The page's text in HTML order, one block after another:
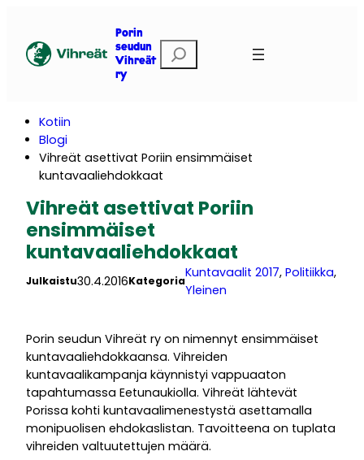
Porin
seudun
Vihreät
ry
t
Kotiin
Blogi
Vihreät asettivat Poriin ensimmäiset
kuntavaaliehdokkaat
Vihreät asettivat Poriin
ensimmäiset
kuntavaaliehdokkaat
Julkaistu30.4.2016Kategoria
Kuntavaalit 2017, Politiikka
Yleinen
Porin seudun Vihreät ry on nimennyt ensimmäiset
kuntavaaliehdokkaansa. Vihreiden
kuntavaalikampanja käynnistyi vappuaaton
tapahtumassa Eetunaukiolla. Vihreät lähtevät
Porissa kohti kuntavaalimenestystä asettamalla
monipuolisen ehdokaslistan. Tavoitteena on tuplata
vihreiden valtuutettujen määrä.